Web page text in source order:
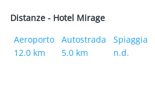
Distanze - Hotel Mirage
Aeroporto
12.0 km
Autostrada
5.0 km
Spiaggia
n.d.